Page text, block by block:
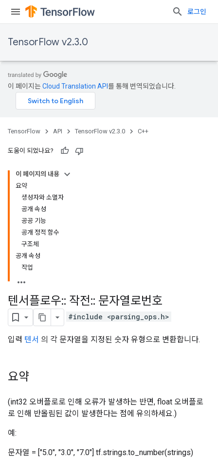
로그인
TensorFlow v2.3.0
이 페이지는Cloud Translation API 를 통해 번역되었습니다.
TensorFlow API TensorFlow v2.3.0 C++
도움이 되었나요?
이 페이지의 내용
요약
생성자와 소멸자
공개 속성
공공 기능
공개 정적 함수
구조체
공개 속성
작업
텐서플로우:: 작전:: 문자열로번호
#include <parsing_ops.h>
입력 텐서 의 각 문자열을 지정된 숫자 유형으로 변환합니다.
요약
(int32 오버플로로 인해 오류가 발생하는 반면, float 오버플로
로 인해 반올림된 값이 발생한다는 점에 유의하세요.)
예:
문자열 = ["5.0", "3.0", "7.0"] tf.strings.to_number(strings)